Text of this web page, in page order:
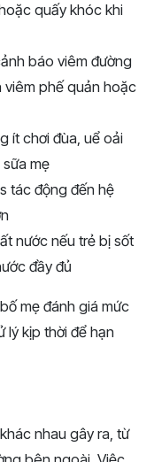
quấy khóc khi
báo viêm đường
viêm phế quản hoặc
ít chơi đùa, uể oải
mẹ
tác động đến hệ
nước nếu trẻ bị sốt
đầy đủ
mẹ đánh giá mức
lý kịp thời để hạn
nhau gây ra, từ